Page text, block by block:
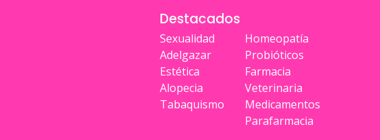
Destacados
Sexualidad
Adelgazar
Estética
Alopecia
Tabaquismo
Homeopatía
Probióticos
Farmacia
Veterinaria
Medicamentos
Parafarmacia